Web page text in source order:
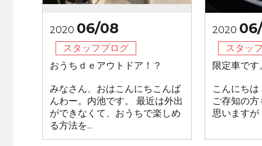
2020 06/08
スタッフブログ
おうちｄｅアウトドア！？
みなさん、おはこんにちこんば
んわー。内池です。 最近は外出
ができなくて、おうちで楽しめ
る方法を...
2020
スタッ
限定車です
こんにち
ご存知の
思いますが